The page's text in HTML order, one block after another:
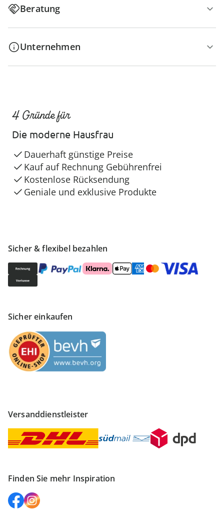
Beratung
Unternehmen
Sicher & flexibel bezahlen
Sicher einkaufen
Versanddienstleister
Finden Sie mehr Inspiration
4 Gründe für
Die moderne Hausfrau
Dauerhaft günstige Preise
Kauf auf Rechnung Gebührenfrei
Kostenlose Rücksendung
Geniale und exklusive Produkte